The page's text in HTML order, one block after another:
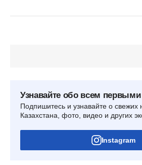
Узнавайте обо всем первыми
Подпишитесь и узнавайте о свежих
Казахстана, фото, видео и других
Instagram